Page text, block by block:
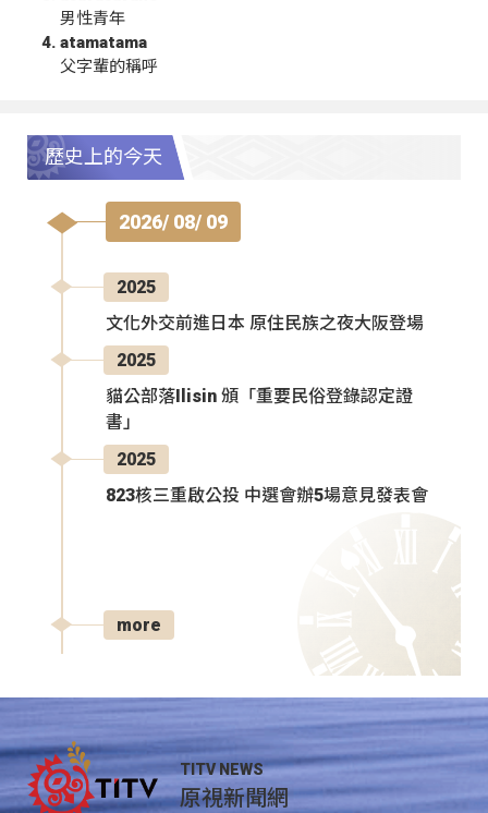
男性青年
atamatama
父字輩的稱呼
歷史上的今天
2026/ 08/ 09
2025
文化外交前進日本 原住民族之夜大阪登場
2025
貓公部落Ilisin 頒「重要民俗登錄認定證
書」
2025
823核三重啟公投 中選會辦5場意見發表會
more
TITV NEWS
原視新聞網